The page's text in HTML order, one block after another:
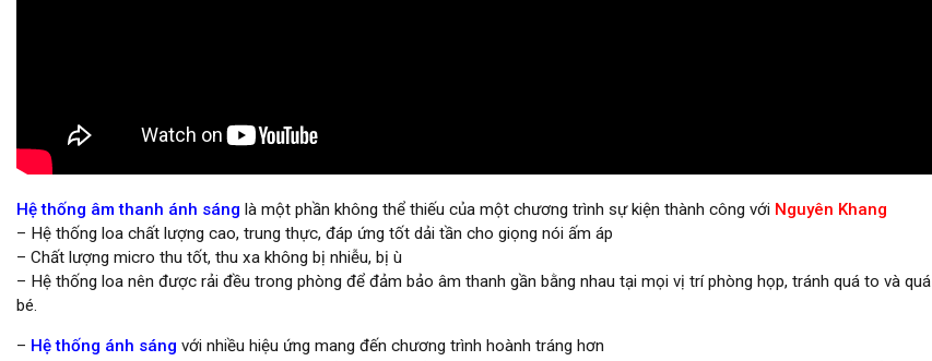
Hệ thống âm thanh ánh sáng là một phần không thể thiếu của một chương trình sự kiện thành công với Nguyên Khang
– Hệ thống loa chất lượng cao, trung thực, đáp ứng tốt dải tần cho giọng nói ấm áp
– Chất lượng micro thu tốt, thu xa không bị nhiễu, bị ù
– Hệ thống loa nên được rải đều trong phòng để đảm bảo âm thanh gần bằng nhau tại mọi vị trí phòng họp, tránh quá to và quá
bé.
– Hệ thống ánh sáng với nhiều hiệu ứng mang đến chương trình hoành tráng hơn